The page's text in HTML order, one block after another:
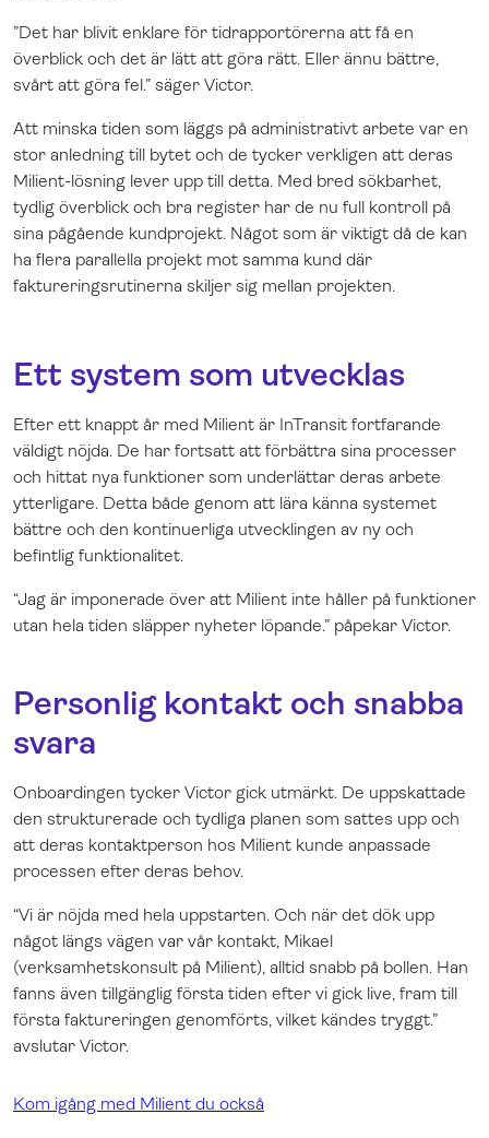
”Det har blivit enklare för tidrapportörerna att få en
överblick och det är lätt att göra rätt. Eller ännu bättre,
svårt att göra fel.” säger Victor.
Att minska tiden som läggs på administrativt arbete var en
stor anledning till bytet och de tycker verkligen att deras
Milient-lösning lever upp till detta. Med bred sökbarhet,
tydlig överblick och bra register har de nu full kontroll på
sina pågående kundprojekt. Något som är viktigt då de kan
ha flera parallella projekt mot samma kund där
faktureringsrutinerna skiljer sig mellan projekten.
Ett system som utvecklas
Efter ett knappt år med Milient är InTransit fortfarande
väldigt nöjda. De har fortsatt att förbättra sina processer
och hittat nya funktioner som underlättar deras arbete
ytterligare. Detta både genom att lära känna systemet
bättre och den kontinuerliga utvecklingen av ny och
befintlig funktionalitet.
“Jag är imponerade över att Milient inte håller på funktioner
utan hela tiden släpper nyheter löpande.” påpekar Victor.
Personlig kontakt och snabba
svara
Onboardingen tycker Victor gick utmärkt. De uppskattade
den strukturerade och tydliga planen som sattes upp och
att deras kontaktperson hos Milient kunde anpassade
processen efter deras behov.
“Vi är nöjda med hela uppstarten. Och när det dök upp
något längs vägen var vår kontakt, Mikael
(verksamhetskonsult på Milient), alltid snabb på bollen. Han
fanns även tillgänglig första tiden efter vi gick live, fram till
första faktureringen genomförts, vilket kändes tryggt.”
avslutar Victor.
Kom igång med Milient du också